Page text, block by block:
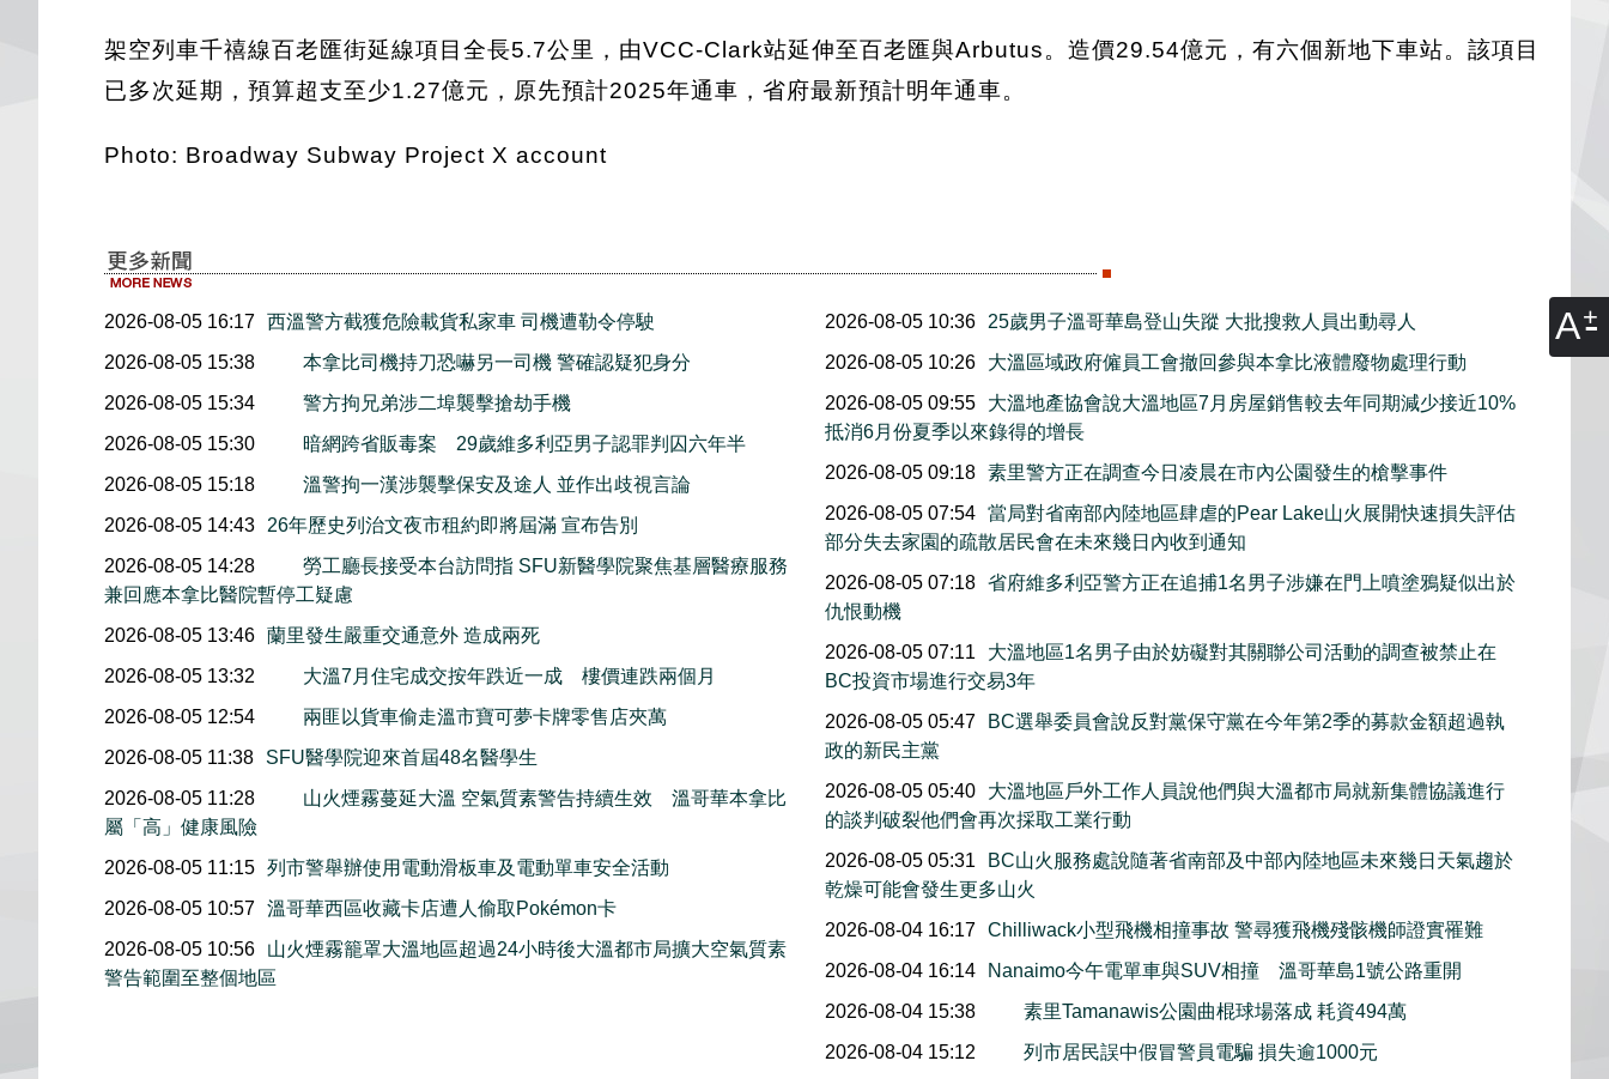
A
架空列車千禧線百老匯街延線項目全長5.7公里，由VCC-Clark站延伸至百老匯與Arbutus。造價29.54億元，有六個新地下車站。該項目
已多次延期，預算超支至少1.27億元，原先預計2025年通車，省府最新預計明年通車。
Photo: Broadway Subway Project X account
2026-08-05 16:17 西溫警方截獲危險載貨私家車 司機遭勒令停駛
2026-08-05 15:38
本拿比司機持刀恐嚇另一司機 警確認疑犯身分
2026-08-05 15:34
警方拘兄弟涉二埠襲擊搶劫手機
2026-08-05 15:30
暗網跨省販毒案 29歲維多利亞男子認罪判囚六年半
2026-08-05 15:18
溫警拘一漢涉襲擊保安及途人 並作出歧視言論
2026-08-05 14:43
26年歷史列治文夜市租約即將屆滿 宣布告別
2026-08-05 14:28
勞工廳長接受本台訪問指 SFU新醫學院聚焦基層醫療服務
兼回應本拿比醫院暫停工疑慮
2026-08-05 13:46 蘭里發生嚴重交通意外 造成兩死
2026-08-05 13:32
大溫7月住宅成交按年跌近一成 樓價連跌兩個月
2026-08-05 12:54
兩匪以貨車偷走溫市寶可夢卡牌零售店夾萬
2026-08-05 11:38
SFU醫學院迎來首屆48名醫學生
2026-08-05 11:28
山火煙霧蔓延大溫 空氣質素警告持續生效 溫哥華本拿比
屬「高」健康風險
2026-08-05 11:15 列市警舉辦使用電動滑板車及電動單車安全活動
2026-08-05 10:57 溫哥華西區收藏卡店遭人偷取Pokémon卡
2026-08-05 10:56
山火煙霧籠罩大溫地區超過24小時後大溫都市局擴大空氣質素
警告範圍至整個地區
2026-08-05 10:36
25歲男子溫哥華島登山失蹤 大批搜救人員出動尋人
2026-08-05 10:26
大溫區域政府僱員工會撤回參與本拿比液體廢物處理行動
2026-08-05 09:55
大溫地產協會說大溫地區7月房屋銷售較去年同期減少接近10%
抵消6月份夏季以來錄得的增長
2026-08-05 09:18
素里警方正在調查今日凌晨在市內公園發生的槍擊事件
2026-08-05 07:54
當局對省南部內陸地區肆虐的Pear Lake山火展開快速損失評估
部分失去家園的疏散居民會在未來幾日內收到通知
2026-08-05 07:18
省府維多利亞警方正在追捕1名男子涉嫌在門上噴塗鴉疑似出於
仇恨動機
2026-08-05 07:11
大溫地區1名男子由於妨礙對其關聯公司活動的調查被禁止在
BC投資市場進行交易3年
2026-08-05 05:47
BC選舉委員會說反對黨保守黨在今年第2季的募款金額超過執
政的新民主黨
2026-08-05 05:40
大溫地區戶外工作人員說他們與大溫都市局就新集體協議進行
的談判破裂他們會再次採取工業行動
2026-08-05 05:31
BC山火服務處說隨著省南部及中部內陸地區未來幾日天氣趨於
乾燥可能會發生更多山火
2026-08-04 16:17
Chilliwack小型飛機相撞事故 警尋獲飛機殘骸機師證實罹難
2026-08-04 16:14
Nanaimo今午電單車與SUV相撞 溫哥華島1號公路重開
2026-08-04 15:38
素里Tamanawis公園曲棍球場落成 耗資494萬
2026-08-04 15:12
列市居民誤中假冒警員電騙 損失逾1000元